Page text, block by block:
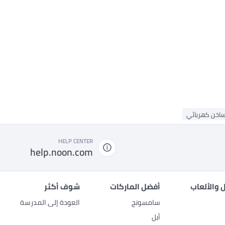
كهربائي
HELP CENTER
help.noon.com
أفضل الماركات
سامسونج
أبل
شوف أكثر
العودة إلى المدرسة